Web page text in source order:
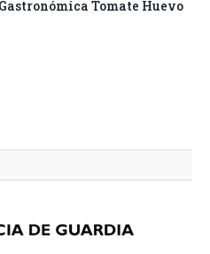
Tomate Huevo